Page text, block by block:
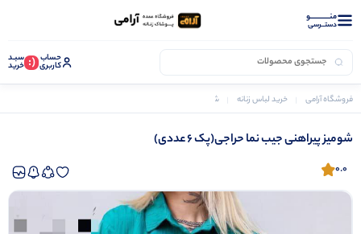
منــــــــــــو
دستــرسی
حساب
کاربری (: سبـد
خرید
فروشگاه آرامی خرید لباس زنانه شومیز زنانه
شومیز پیراهنی جیب نما حراجی(پک 6 عددی)
0.0